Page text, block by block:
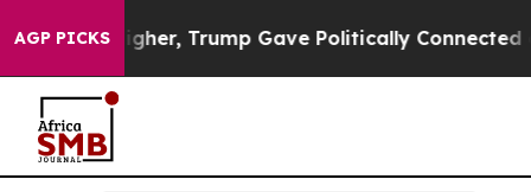
AGP PICKS
Higher, Trump Gave Politically Connected oil